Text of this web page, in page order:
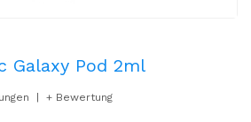
Galaxy Pod 2ml
+ Bewertung